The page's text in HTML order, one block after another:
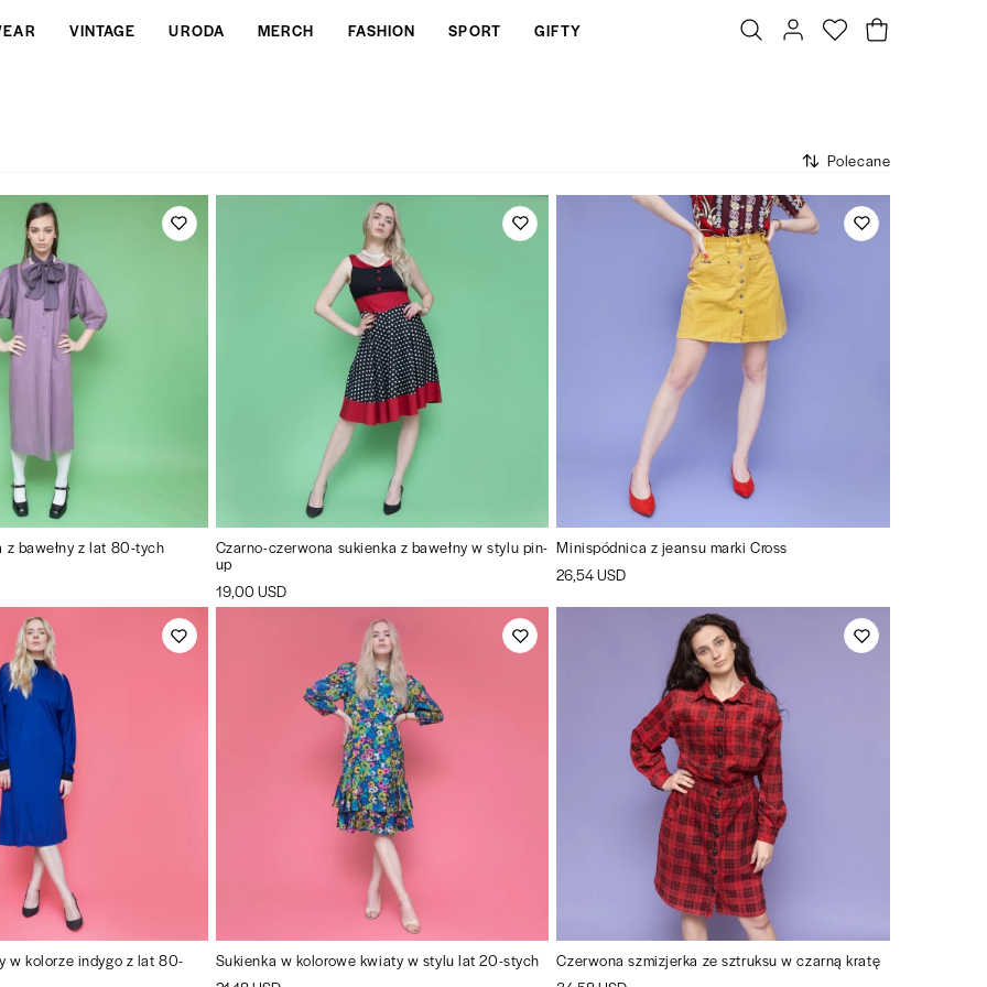
VINTAGE URODA MERCH FASHION SPORT GIFTY
Polecane
z bawełny z lat 80-tych
Czarno-czerwona sukienka z bawełny w stylu pin-
up
19,00 USD
Minispódnica z jeansu marki Cross
26,54 USD
w kolorze indygo z lat 80-
Sukienka w kolorowe kwiaty w stylu lat 20-stych
Czerwona szmizjerka ze sztruksu w czarną kratę